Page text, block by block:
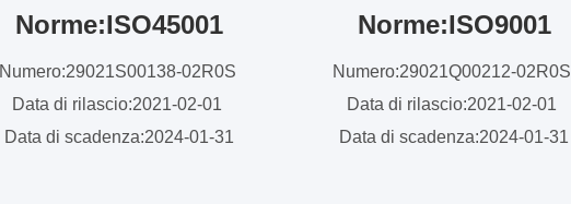
Norme:ISO45001
Numero:29021S00138-02R0S
Data di rilascio:2021-02-01
Data di scadenza:2024-01-31
Norme:ISO9001
Numero:29021Q00212-02R0S
Data di rilascio:2021-02-01
Data di scadenza:2024-01-31